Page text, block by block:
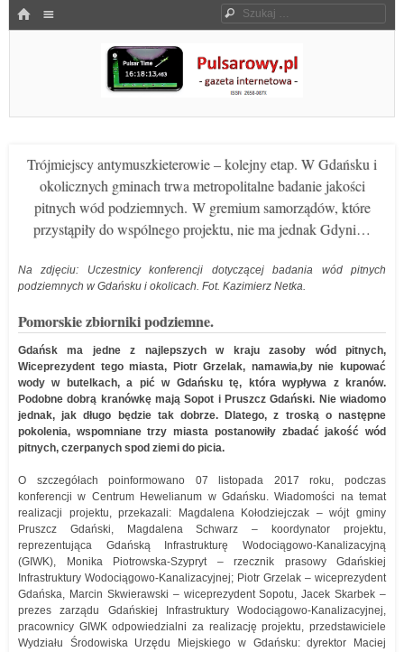
HOME Szukaj
Pulsarowy.pl
Trójmiejscy antymuszkieterowie – kolejny etap. W Gdańsku i
okolicznych gminach trwa metropolitalne badanie jakości
pitnych wód podziemnych. W gremium samorządów, które
przystąpiły do wspólnego projektu, nie ma jednak Gdyni…
Na zdjęciu: Uczestnicy konferencji dotyczącej badania wód pitnych
podziemnych w Gdańsku i okolicach. Fot. Kazimierz Netka.
Pomorskie zbiorniki podziemne.
Gdańsk ma jedne z najlepszych w kraju zasoby wód pitnych,
Wiceprezydent tego miasta, Piotr Grzelak, namawia,by nie kupować
wody w butelkach, a pić w Gdańsku tę, która wypływa z kranów.
Podobne dobrą kranówkę mają Sopot i Pruszcz Gdański. Nie wiadomo
jednak, jak długo będzie tak dobrze. Dlatego, z troską o następne
pokolenia, wspomniane trzy miasta postanowiły zbadać jakość wód
pitnych, czerpanych spod ziemi do picia.
O szczegółach poinformowano 07 listopada 2017 roku, podczas
konferencji w Centrum Hewelianum w Gdańsku. Wiadomości na temat
realizacji projektu, przekazali: Magdalena Kołodziejczak – wójt gminy
Pruszcz Gdański, Magdalena Schwarz – koordynator projektu,
reprezentująca Gdańską Infrastrukturę Wodociągowo-Kanalizacyjną
(GIWK), Monika Piotrowska-Szypryt – rzecznik prasowy Gdańskiej
Infrastruktury Wodociągowo-Kanalizacyjnej; Piotr Grzelak – wiceprezydent
Gdańska, Marcin Skwierawski – wiceprezydent Sopotu, Jacek Skarbek –
prezes zarządu Gdańskiej Infrastruktury Wodociągowo-Kanalizacyjnej,
pracownicy GIWK odpowiedzialni za realizację projektu, przedstawiciele
Wydziału Środowiska Urzędu Miejskiego w Gdańsku: dyrektor Maciej